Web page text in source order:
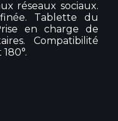
réseaux sociaux.
Tablette du
en charge de
Compatibilité